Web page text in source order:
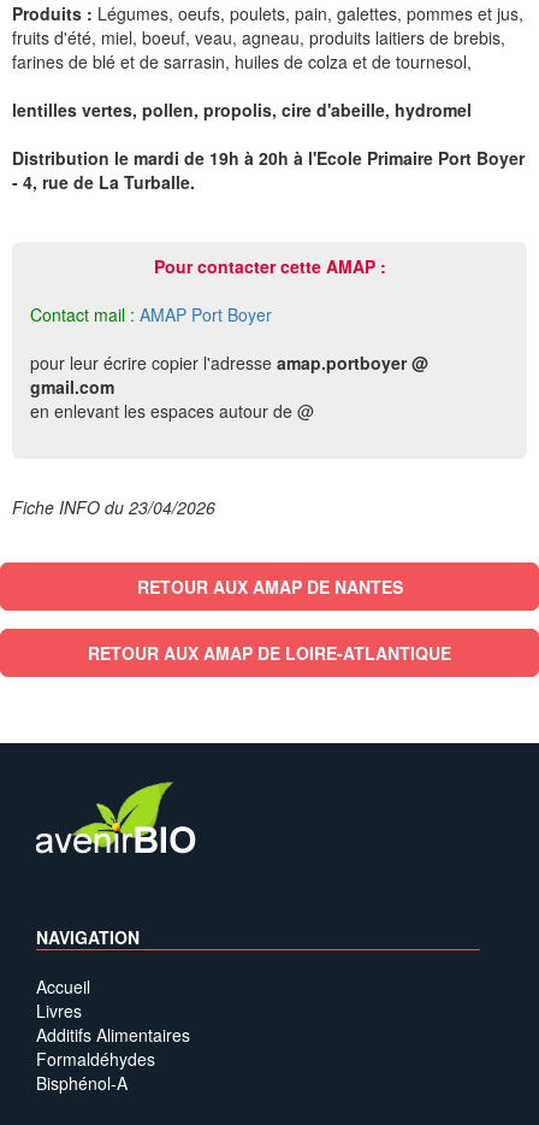
Produits : Légumes, oeufs, poulets, pain, galettes, pommes et jus,
fruits d'été, miel, boeuf, veau, agneau, produits laitiers de brebis,
farines de blé et de sarrasin, huiles de colza et de tournesol,
lentilles vertes, pollen, propolis, cire d'abeille, hydromel
Distribution le mardi de 19h à 20h à l'Ecole Primaire Port Boyer
- 4, rue de La Turballe.
Pour contacter cette AMAP :
Contact mail : AMAP Port Boyer
pour leur écrire copier l'adresse amap.portboyer @
gmail.com
en enlevant les espaces autour de @
Fiche INFO du 23/04/2026
RETOUR AUX AMAP DE NANTES
RETOUR AUX AMAP DE LOIRE-ATLANTIQUE
NAVIGATION
Accueil
Livres
Additifs Alimentaires
Formaldéhydes
Bisphénol-A